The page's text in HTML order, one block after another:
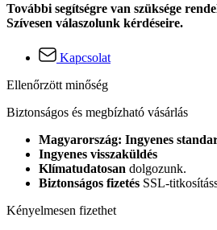
További segítségre van szüksége
Szívesen válaszolunk kérdéseire.
Kapcsolat
Ellenőrzött minőség
Biztonságos és megbízható vásárlás
Magyarország: Ingyenes
Ingyenes visszaküldés
Klímatudatosan dolgozunk.
Biztonságos fizetés SSL-
Kényelmesen fizethet